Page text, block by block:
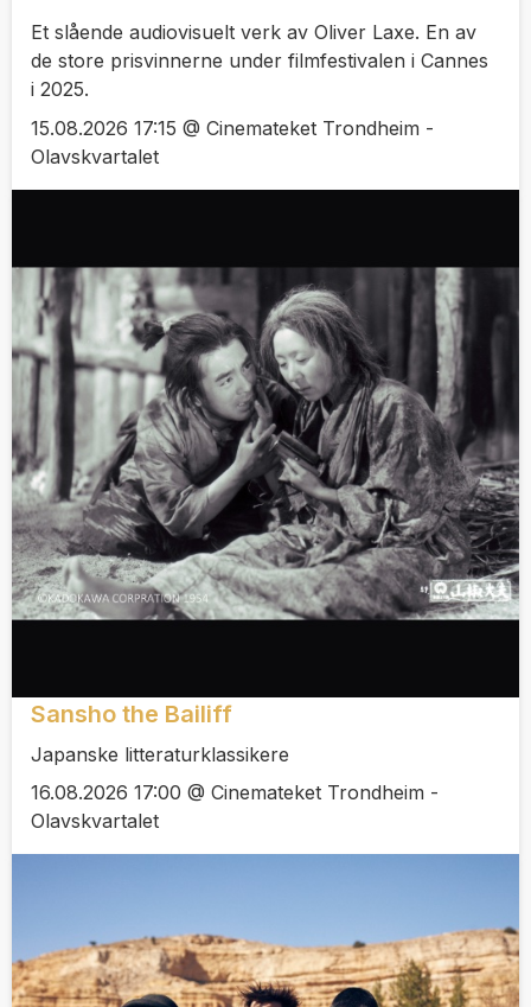
Et slående audiovisuelt verk av Oliver Laxe. En av
de store prisvinnerne under filmfestivalen i Cannes
i 2025.
15.08.2026 17:15 @ Cinemateket Trondheim -
Olavskvartalet
Sansho the Bailiff
Japanske litteraturklassikere
16.08.2026 17:00 @ Cinemateket Trondheim -
Olavskvartalet